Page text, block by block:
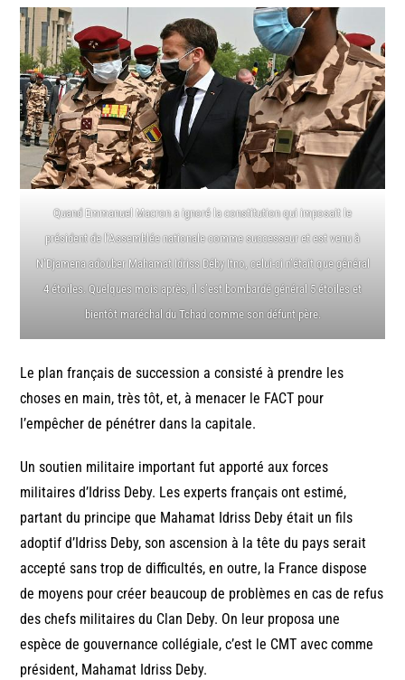
Quand Emmanuel Macron a ignoré la constitution qui imposait le
président de l’Assemblée nationale comme successeur et est venu à
N’Djamena adouber Mahamat Idriss Déby Itno, celui-ci n’était que général
4 étoiles. Quelques mois après, il s’est bombardé général 5 étoiles et
bientôt maréchal du Tchad comme son défunt père.
Le plan français de succession a consisté à prendre les
choses en main, très tôt, et, à menacer le FACT pour
l’empêcher de pénétrer dans la capitale.
Un soutien militaire important fut apporté aux forces
militaires d’Idriss Deby. Les experts français ont estimé,
partant du principe que Mahamat Idriss Deby était un fils
adoptif d’Idriss Deby, son ascension à la tête du pays serait
accepté sans trop de difficultés, en outre, la France dispose
de moyens pour créer beaucoup de problèmes en cas de refus
des chefs militaires du Clan Deby. On leur proposa une
espèce de gouvernance collégiale, c’est le CMT avec comme
président, Mahamat Idriss Deby.